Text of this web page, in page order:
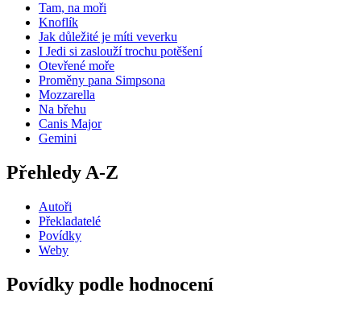
Tam, na moři
Knoflík
Jak důležité je míti veverku
I Jedi si zaslouží trochu potěšení
Otevřené moře
Proměny pana Simpsona
Mozzarella
Na břehu
Canis Major
Gemini
Přehledy A-Z
Autoři
Překladatelé
Povídky
Weby
Povídky podle hodnocení